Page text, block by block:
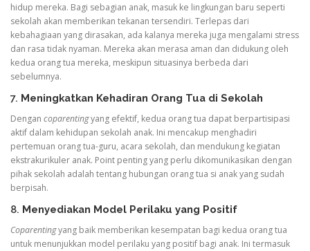
hidup mereka. Bagi sebagian anak, masuk ke lingkungan baru seperti
sekolah akan memberikan tekanan tersendiri. Terlepas dari
kebahagiaan yang dirasakan, ada kalanya mereka juga mengalami stress
dan rasa tidak nyaman. Mereka akan merasa aman dan didukung oleh
kedua orang tua mereka, meskipun situasinya berbeda dari
sebelumnya.
7. Meningkatkan Kehadiran Orang Tua di Sekolah
Dengan coparentingyang efektif, kedua orang tua dapat berpartisipasi
aktif dalam kehidupan sekolah anak. Ini mencakup menghadiri
pertemuan orang tua-guru, acara sekolah, dan mendukung kegiatan
ekstrakurikuler anak. Point penting yang perlu dikomunikasikan dengan
pihak sekolah adalah tentang hubungan orang tua si anak yang sudah
berpisah.
8. Menyediakan Model Perilaku yang Positif
Coparentingyang baik memberikan kesempatan bagi kedua orang tua
untuk menunjukkan model perilaku yang positif bagi anak. Ini termasuk